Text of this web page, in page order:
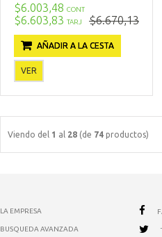
$6.003,48 CONT
$6.603,83 TARJ $6.670,13
AÑADIR A LA CESTA
VER
Viendo del 1 al 28 (de 74 productos)
LA EMPRESA
BUSQUEDA AVANZADA